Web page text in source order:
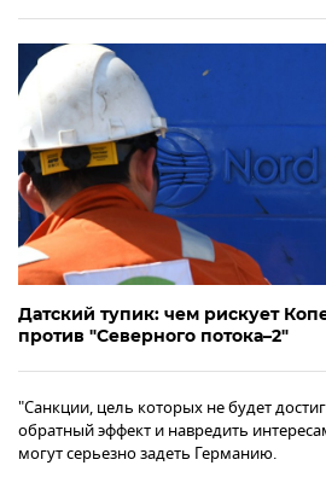
Датский тупик: чем рискует
против "Северного потока–2"
"Cанкции, цель которых не будет
обратный эффект и навредить
могут серьезно задеть Германию.